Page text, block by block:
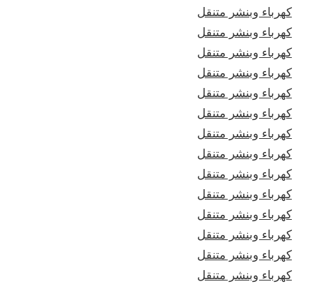
كهرباء وبنشر متنقل
كهرباء وبنشر متنقل
كهرباء وبنشر متنقل
كهرباء وبنشر متنقل
كهرباء وبنشر متنقل
كهرباء وبنشر متنقل
كهرباء وبنشر متنقل
كهرباء وبنشر متنقل
كهرباء وبنشر متنقل
كهرباء وبنشر متنقل
كهرباء وبنشر متنقل
كهرباء وبنشر متنقل
كهرباء وبنشر متنقل
كهرباء وبنشر متنقل